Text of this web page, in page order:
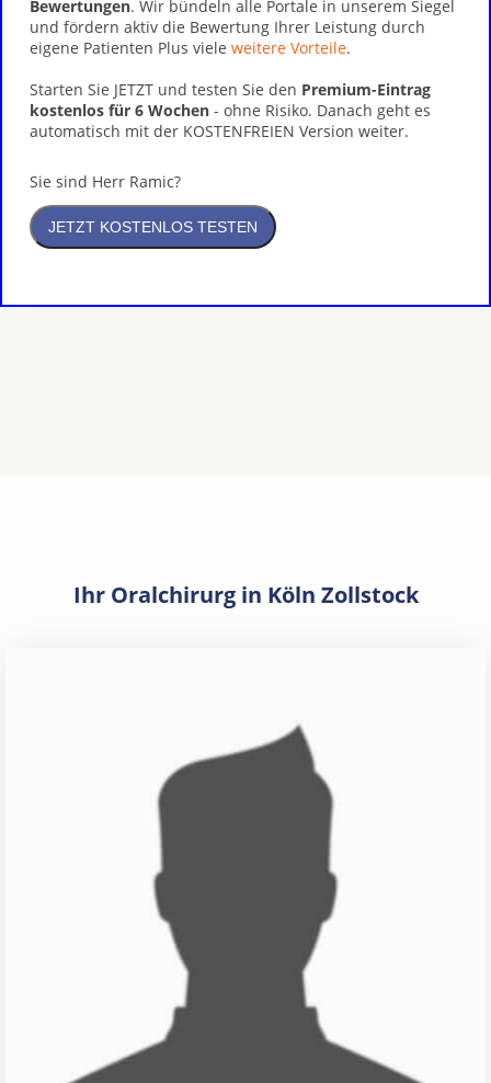
Bewertungen. Wir bündeln alle Portale in unserem Siegel
und fördern aktiv die Bewertung Ihrer Leistung durch
eigene Patienten Plus viele weitere Vorteile.
Starten Sie JETZT und testen Sie den Premium-Eintrag
kostenlos für 6 Wochen - ohne Risiko. Danach geht es
automatisch mit der KOSTENFREIEN Version weiter.
Sie sind Herr Ramic?
Ihr Oralchirurg in Köln Zollstock